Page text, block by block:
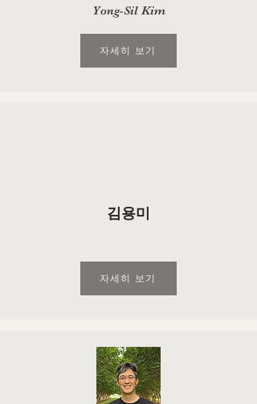
Yong-Sil Kim
자세히 보기
김용미
자세히 보기